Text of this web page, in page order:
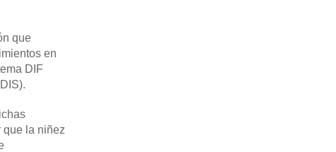
que
en
DIF
que la niñez